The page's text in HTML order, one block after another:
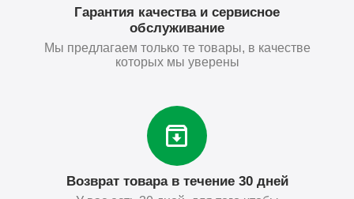
Гарантия качества и сервисное
обслуживание
Мы предлагаем только те товары, в качестве
которых мы уверены
Возврат товара в течение 30 дней